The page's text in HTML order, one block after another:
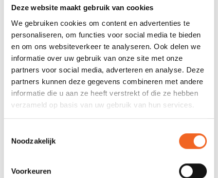
Deze website maakt gebruik van cookies
We gebruiken cookies om content en advertenties te
personaliseren, om functies voor social media te bieden
en om ons websiteverkeer te analyseren. Ook delen we
informatie over uw gebruik van onze site met onze
partners voor social media, adverteren en analyse. Deze
partners kunnen deze gegevens combineren met andere
informatie die u aan ze heeft verstrekt of die ze hebben
verzameld op basis van uw gebruik van hun services.
Noodzakelijk
Voorkeuren
ZIT/RUGSTEUNEN
€995,00€895,00